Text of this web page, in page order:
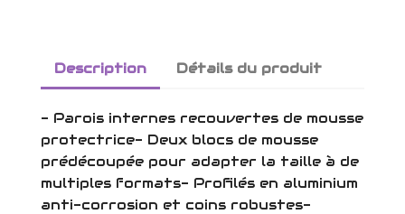
Description Détails du produit
- Parois internes recouvertes de mousse
protectrice- Deux blocs de mousse
prédécoupée pour adapter la taille à de
multiples formats- Profilés en aluminium
anti-corrosion et coins robustes-